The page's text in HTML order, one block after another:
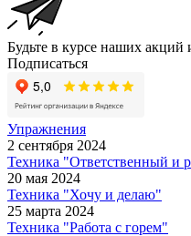
Будьте в курсе наших акций
Подписаться
Упражнения
2 сентября 2024
Техника "Ответственный и
20 мая 2024
Техника "Хочу и делаю"
25 марта 2024
Техника "Работа с горем"